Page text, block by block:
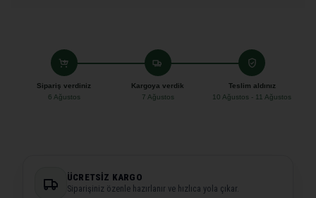
Sipariş verdiniz
6 Ağustos
Kargoya verdik
7 Ağustos
Teslim aldınız
10 Ağustos - 11 Ağustos
ÜCRETSIZ KARGO
Siparişiniz özenle hazırlanır ve hızlıca yola çıkar.